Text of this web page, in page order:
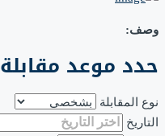
وصف:
حدد موعد مقابلة
نوع المقابلة
التاريخ